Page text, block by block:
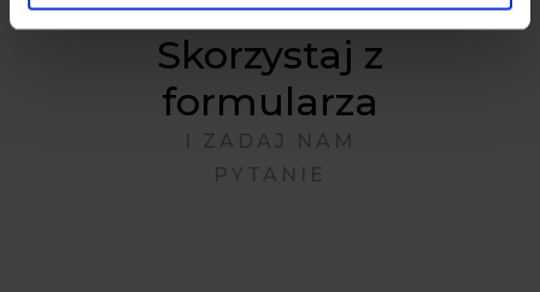
WIĘCEJ?
Skorzystaj z
formularza
I ZADAJ NAM
PYTANIE